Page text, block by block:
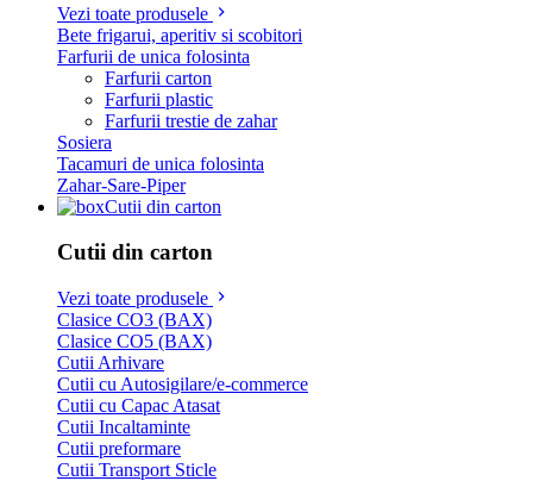
Vezi toate produsele
Bete frigarui, aperitiv si scobitori
Farfurii de unica folosinta
Farfurii carton
Farfurii plastic
Farfurii trestie de zahar
Sosiera
Tacamuri de unica folosinta
Zahar-Sare-Piper
Cutii din carton
Cutii din carton
Vezi toate produsele
Clasice CO3 (BAX)
Clasice CO5 (BAX)
Cutii Arhivare
Cutii cu Autosigilare/e-commerce
Cutii cu Capac Atasat
Cutii Incaltaminte
Cutii preformare
Cutii Transport Sticle